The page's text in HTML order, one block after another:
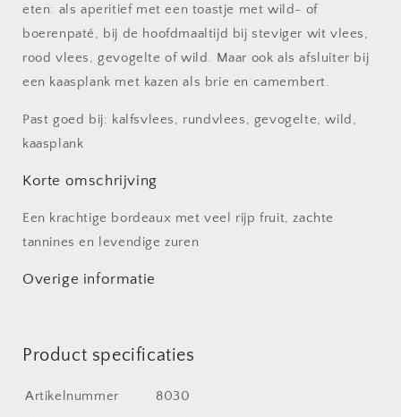
eten: als aperitief met een toastje met wild- of
boerenpaté, bij de hoofdmaaltijd bij steviger wit vlees,
rood vlees, gevogelte of wild. Maar ook als afsluiter bij
een kaasplank met kazen als brie en camembert.
Past goed bij: kalfsvlees, rundvlees, gevogelte, wild,
kaasplank
Korte omschrijving
Een krachtige bordeaux met veel rijp fruit, zachte
tannines en levendige zuren
Overige informatie
Product specificaties
Artikelnummer
8030